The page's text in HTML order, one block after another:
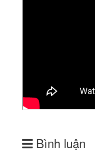
Bình luận